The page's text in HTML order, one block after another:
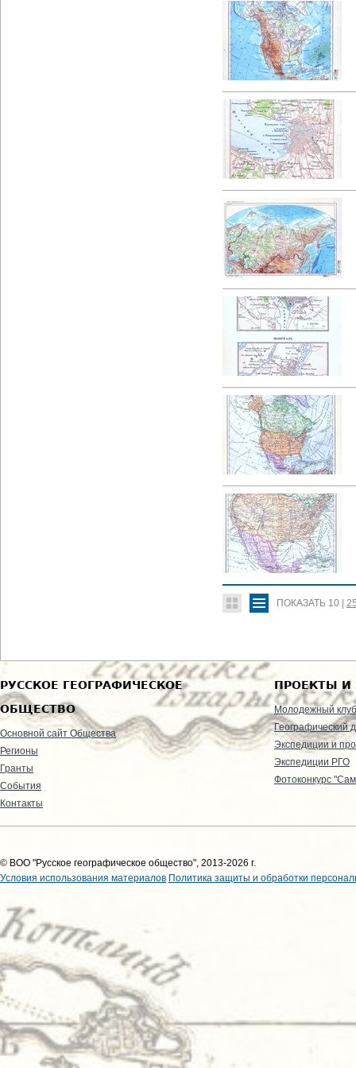
ПОКАЗАТЬ 10
РУССКОЕ ГЕОГРАФИЧЕСКОЕ
ОБЩЕСТВО
Основной сайт Общества
Регионы
Гранты
События
Контакты
ПРОЕКТЫ И
Молодежный клуб
Географический
Экспедиции и
Экспедиции РГО
Фотоконкурс
© ВОО "Русское географическое общество", 2013-2026 г.
Условия использования материалов Политика защиты и обработки